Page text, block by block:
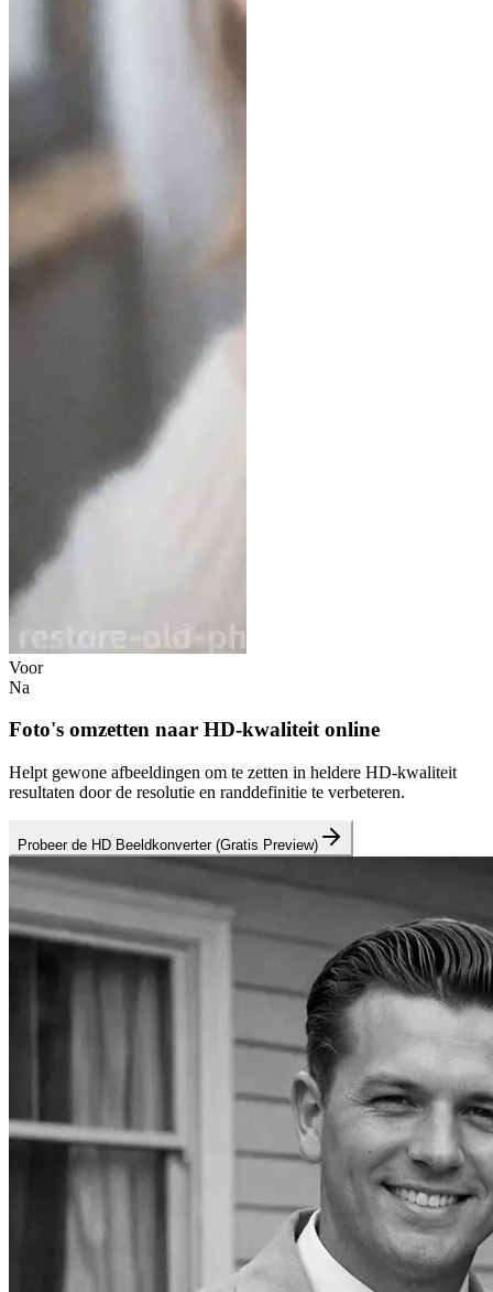
Voor
Na
Foto's omzetten naar HD-kwaliteit online
Helpt gewone afbeeldingen om te zetten in heldere HD-kwaliteit
resultaten door de resolutie en randdefinitie te verbeteren.
Probeer de HD Beeldkonverter (Gratis Preview)